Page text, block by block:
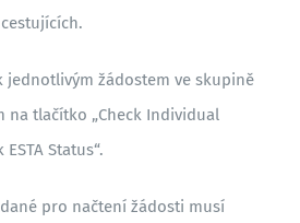
jednotlivým žádostem ve skupině
na tlačítko „Check Individual
Status“.
pro načtení žádosti musí